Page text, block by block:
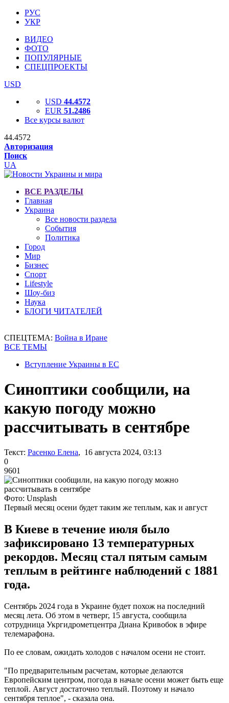
РУС
УКР
ВИДЕО
ФОТО
ПОПУЛЯРНЫЕ
СПЕЦПРОЕКТЫ
USD
USD 44.4572
EUR 51.2486
Все курсы валют
44.4572
Авторизация
Поиск
UA
ВСЕ РАЗДЕЛЫ
Главная
Украина
Все новости раздела
События
Политика
Город
Мир
Бизнес
Спорт
Lifestyle
Шоу-биз
Наука
БЛОГИ ЧИТАТЕЛЕЙ
СПЕЦТЕМА: Война в Иране
ВСЕ ТЕМЫ
Вступление Украины в ЕС
Синоптики сообщили, на
какую погоду можно
рассчитывать в сентябре
Текст: Расенко Елена, 16 августа 2024, 03:13
0
9601
Фото: Unsplash
Первый месяц осени будет таким же теплым, как и август
В Киеве в течение июля было
зафиксировано 13 температурных
рекордов. Месяц стал пятым самым
теплым в рейтинге наблюдений с 1881
года.
Сентябрь 2024 года в Украине будет похож на последний
месяц лета. Об этом в четверг, 15 августа, сообщила
сотрудница Укргидрометцентра Диана Кривобок в эфире
телемарафона.
По ее словам, ожидать холодов с началом осени не стоит.
"По предварительным расчетам, которые делаются
Европейским центром, погода в начале осени может быть еще
теплой. Август достаточно теплый. Поэтому и начало
сентября теплое", - сказала она.